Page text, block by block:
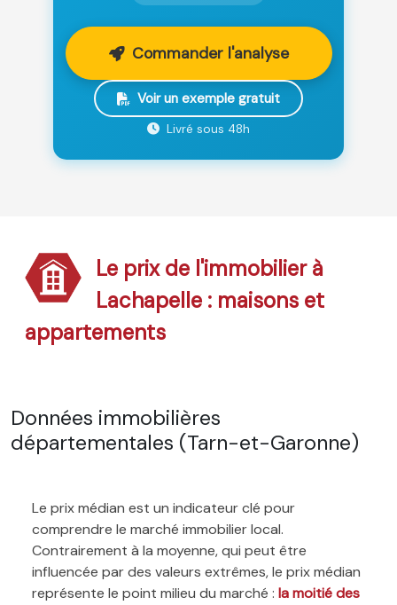
Commander l'analyse
Voir un exemple gratuit
Livré sous 48h
Le prix de l'immobilier à
Lachapelle : maisons et
appartements
Données immobilières
départementales (Tarn-et-Garonne)
Le prix médian est un indicateur clé pour
comprendre le marché immobilier local.
Contrairement à la moyenne, qui peut être
influencée par des valeurs extrêmes, le prix médian
représente le point milieu du marché : la moitié des